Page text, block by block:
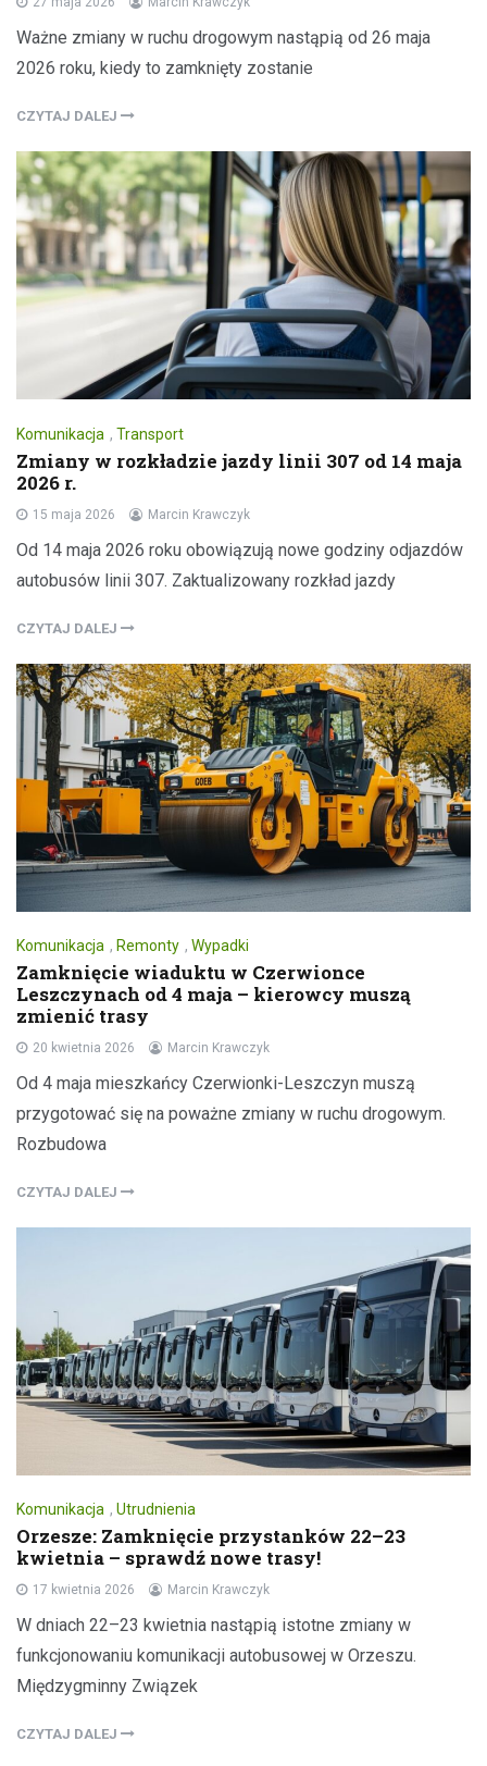
Ważne zmiany w ruchu drogowym nastąpią od 26 maja
2026 roku, kiedy to zamknięty zostanie
CZYTAJ DALEJ
Komunikacja , Transport
Zmiany w rozkładzie jazdy linii 307 od 14 maja
2026 r.
15 maja 2026 Marcin Krawczyk
Od 14 maja 2026 roku obowiązują nowe godziny odjazdów
autobusów linii 307. Zaktualizowany rozkład jazdy
CZYTAJ DALEJ
Komunikacja , Remonty , Wypadki
Zamknięcie wiaduktu w Czerwionce
Leszczynach od 4 maja – kierowcy muszą
zmienić trasy
20 kwietnia 2026 Marcin Krawczyk
Od 4 maja mieszkańcy Czerwionki-Leszczyn muszą
przygotować się na poważne zmiany w ruchu drogowym.
Rozbudowa
CZYTAJ DALEJ
Komunikacja , Utrudnienia
Orzesze: Zamknięcie przystanków 22–23
kwietnia – sprawdź nowe trasy!
17 kwietnia 2026 Marcin Krawczyk
W dniach 22–23 kwietnia nastąpią istotne zmiany w
funkcjonowaniu komunikacji autobusowej w Orzeszu.
Międzygminny Związek
CZYTAJ DALEJ